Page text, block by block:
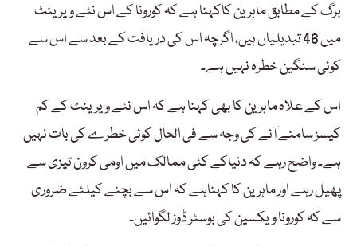
برگ کے مطابق ماہرین کاکہنا ہے کہ کورونا کے اس نئے ویرینٹ
میں 46 تبدیلیاں ہیں، اگرچہ اس کی دریافت کے بعد سے اس سے
کوئی سنگین خطرہ نہیں ہے۔
اس کے علاہ ماہرین کا بھی کہنا ہے کہ اس نئے ویرینٹ کے کم
کیسز سامنے آنے کی وجہ سے فی الحال کوئی خطرے کی بات نہیں
ہے۔ واضح رہے کہ دنیاکے کئی ممالک میں اومی کرون تیزی سے
پھیل رہے اور ماہرین کا کہناہے کہ اس سے بچنے کیلئے ضروری
سے کہ کورونا ویکسین کی بوسٹر ڈوز لگوائیں۔